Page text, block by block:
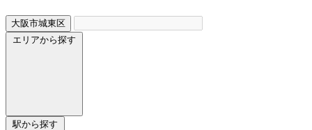
大阪市城東区
エリアから探す
駅から探す